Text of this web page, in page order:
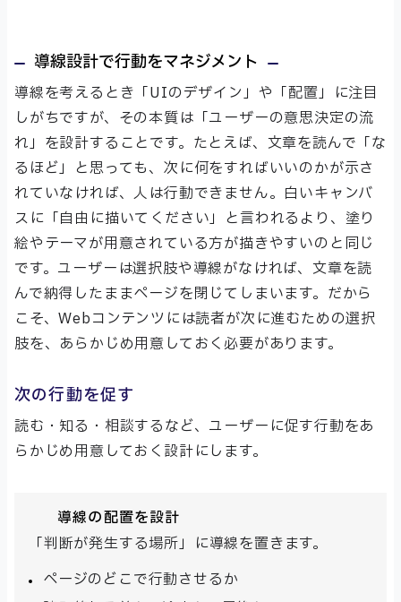
導線設計で行動をマネジメント
導線を考えるとき「UIのデザイン」や「配置」に注目
しがちですが、その本質は「ユーザーの意思決定の流
れ」を設計することです。たとえば、文章を読んで「な
るほど」と思っても、次に何をすればいいのかが示さ
れていなければ、人は行動できません。白いキャンバ
スに「自由に描いてください」と言われるより、塗り
絵やテーマが用意されている方が描きやすいのと同じ
です。ユーザーは選択肢や導線がなければ、文章を読
んで納得したままページを閉じてしまいます。だから
こそ、Webコンテンツには読者が次に進むための選択
肢を、あらかじめ用意しておく必要があります。
次の行動を促す
読む・知る・相談するなど、ユーザーに促す行動をあ
らかじめ用意しておく設計にします。
導線の配置を設計
「判断が発生する場所」に導線を置きます。
ページのどこで行動させるか